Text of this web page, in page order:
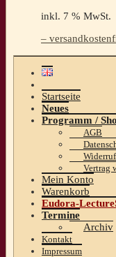
inkl. 7 % MwSt.
–
Startseite
Neues
Programm /
AGB
Vertrag
Mein Konto
Warenkorb
Eudora-
Termine
Archiv
Kontakt
Impressum